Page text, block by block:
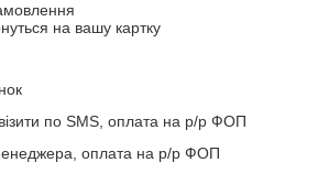
на вашу картку
по SMS, оплата на р/р ФОП
оплата на р/р ФОП